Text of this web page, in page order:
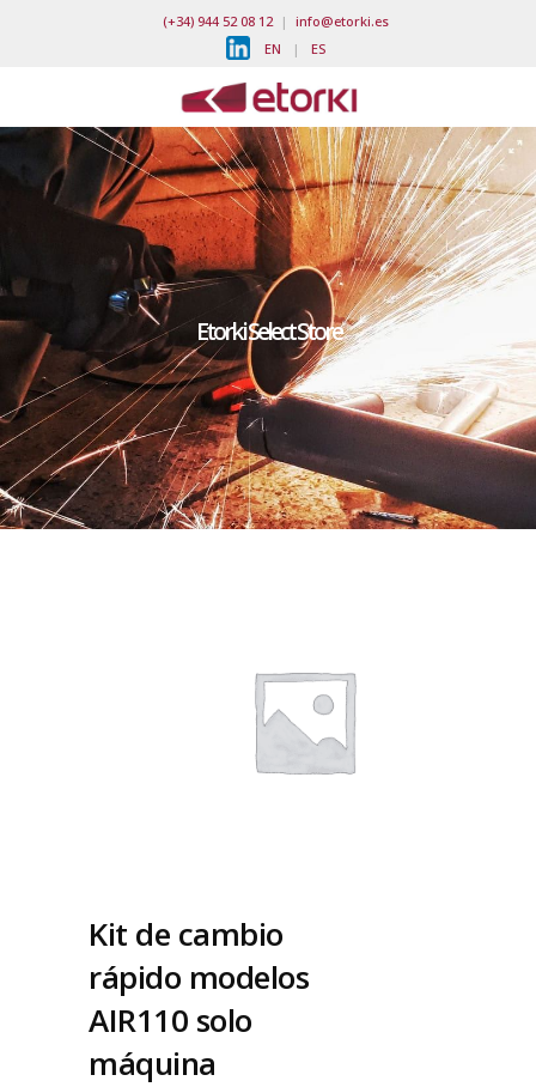
(+34) 944 52 08 12| info@etorki.es
EN | ES
Etorki Select Store
Kit de cambio
rápido modelos
AIR110 solo
máquina